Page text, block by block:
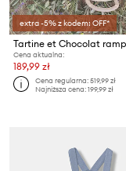
extra -5% z kodem: OFF*
Cena aktualna:
189,99 zł
Cena regularna:519,99 zł
Najniższa cena:199,99 zł